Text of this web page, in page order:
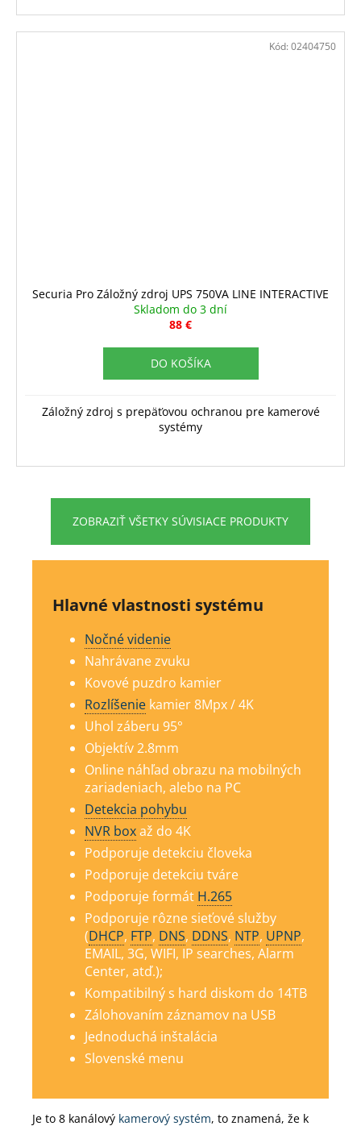
Securia Pro Záložný zdroj UPS 750VA LINE INTERACTIVE
Skladom do 3 dní
88 €
DO KOŠÍKA
Záložný zdroj s prepäťovou ochranou pre kamerové
systémy
Kód: 02404750
ZOBRAZIŤ VŠETKY SÚVISIACE PRODUKTY
Hlavné vlastnosti systému
Nočné videnie
Nahrávane zvuku
Kovové puzdro kamier
Rozlíšenie kamier 8Mpx / 4K
Uhol záberu 95°
Objektív 2.8mm
Online náhľad obrazu na mobilných
zariadeniach, alebo na PC
Detekcia pohybu
NVR boxaž do 4K
Podporuje detekciu človeka
Podporuje detekciu tváre
Podporuje formát H.265
Podporuje rôzne sieťové služby
(DHCP, FTP, DNS, DDNS, NTP, UPNP,
EMAIL, 3G, WIFI, IP searches, Alarm
Center, atď.);
Kompatibilný s hard diskom do 14TB
Zálohovaním záznamov na USB
Jednoduchá inštalácia
Slovenské menu
Je to 8 kanálový kamerový systém, to znamená, že k